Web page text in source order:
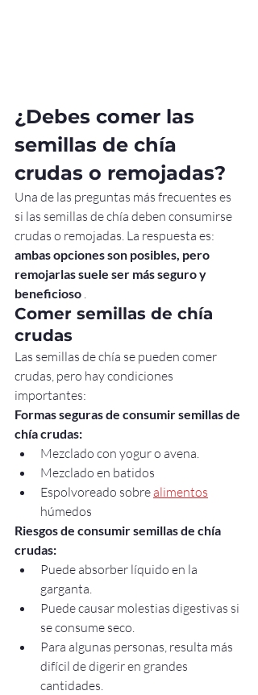
¿Debes comer las
semillas de chía
crudas o remojadas?
Una de las preguntas más frecuentes es
si las semillas de chía deben consumirse
crudas o remojadas. La respuesta es:
ambas opciones son posibles, pero
remojarlas suele ser más seguro y
beneficioso .
Comer semillas de chía
crudas
Las semillas de chía se pueden comer
crudas, pero hay condiciones
importantes:
Formas seguras de consumir semillas de
chía crudas:
Mezclado con yogur o avena.
Mezclado en batidos
Espolvoreado sobre alimentos
húmedos
Riesgos de consumir semillas de chía
crudas:
Puede absorber líquido en la
garganta.
Puede causar molestias digestivas si
se consume seco.
Para algunas personas, resulta más
difícil de digerir en grandes
cantidades.